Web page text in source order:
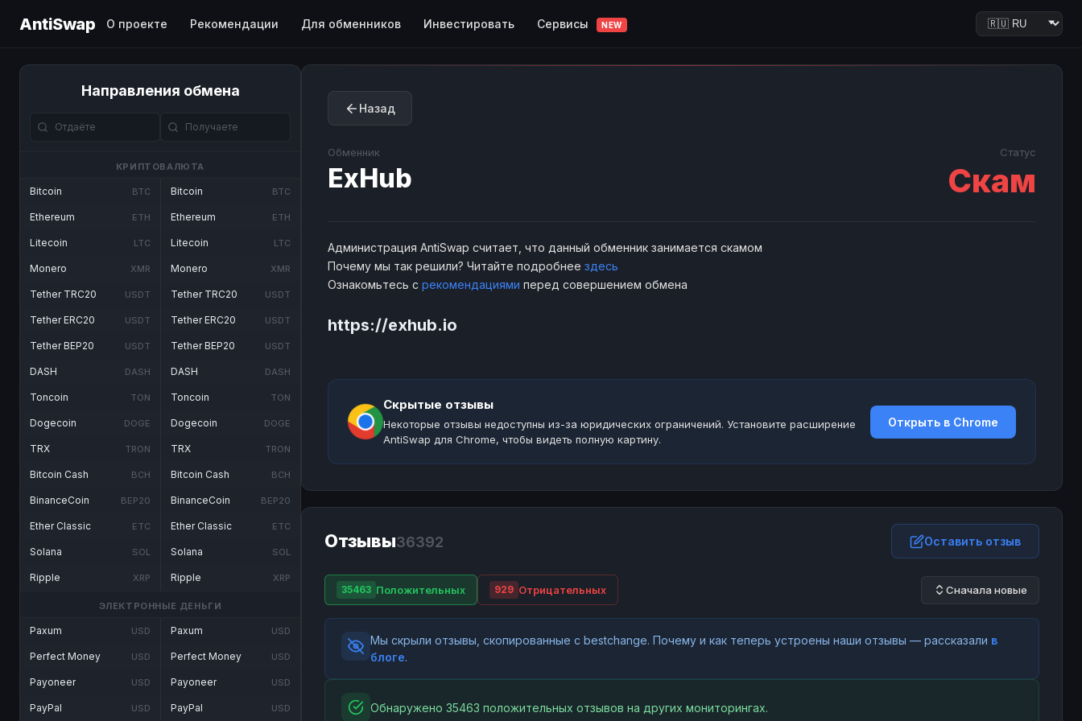
AntiSwap О проекте Рекомендации Для обменников Инвестировать Сервисы NEW
Направления обмена
КРИПТОВАЛЮТА
Bitcoin BTC
Ethereum ETH
Litecoin LTC
Monero XMR
Tether TRC20 USDT
Tether ERC20 USDT
Tether BEP20 USDT
DASH DASH
Toncoin TON
Dogecoin DOGE
TRX TRON
Bitcoin Cash BCH
BinanceCoin BEP20
Ether Classic ETC
Solana SOL
Ripple XRP
Bitcoin BTC
Ethereum ETH
Litecoin LTC
Monero XMR
Tether TRC20 USDT
Tether ERC20 USDT
Tether BEP20 USDT
DASH DASH
Toncoin TON
Dogecoin DOGE
TRX TRON
Bitcoin Cash BCH
BinanceCoin BEP20
Ether Classic ETC
Solana SOL
Ripple XRP
ЭЛЕКТРОННЫЕ ДЕНЬГИ
Paxum USD
Perfect Money USD
Payoneer USD
PayPal USD
Paxum USD
Perfect Money USD
Payoneer USD
PayPal USD
Назад
Обменник
ExHub
Статус
Скам
Администрация AntiSwap считает, что данный обменник занимается скамом
Почему мы так решили? Читайте подробнее здесь
Ознакомьтесь с рекомендациями перед совершением обмена
https://exhub.io
Скрытые отзывы
Некоторые отзывы недоступны из-за юридических ограничений. Установите расширение
AntiSwap для Chrome, чтобы видеть полную картину.
Открыть в Chrome
Отзывы36392 Оставить отзыв
35463 Положительных 929 Отрицательных Сначала новые
Мы скрыли отзывы, скопированные с bestchange. Почему и как теперь устроены наши отзывы — рассказали в
блоге.
Обнаружено 35463 положительных отзывов на других мониторингах.